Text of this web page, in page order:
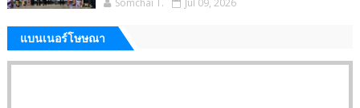
Somchai T. Jul 09, 2026
แบนเนอร์โษษณา